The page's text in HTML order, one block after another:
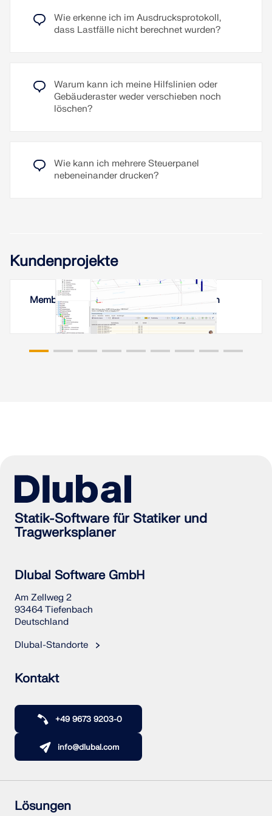
Windrose ist das Vorliegen von Winddaten aus
einem Gutachten. Eine weitere Anwendung ist die
Weiterlesen
Wie erkenne ich im Ausdrucksprotokoll,
dass Lastfälle nicht berechnet wurden?
Warum kann ich meine Hilfslinien oder
Gebäuderaster weder verschieben noch
löschen?
Wie kann ich mehrere Steuerpanel
nebeneinander drucken?
Kundenprojekte
Membranüberdachung in Jerewan, Armenien
Statik-Software für Statiker und
Tragwerksplaner
Dlubal Software GmbH
Am Zellweg 2
93464 Tiefenbach
Deutschland
Dlubal-Standorte
Kontakt
+49 9673 9203-0
info@dlubal.com
Lösungen